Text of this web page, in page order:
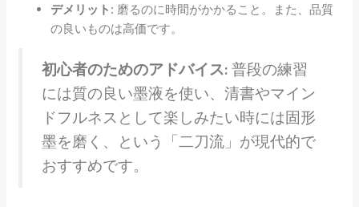
デメリット: 磨るのに時間がかかること。また、品質
の良いものは高価です。
初心者のためのアドバイス:普段の練習
には質の良い墨液を使い、清書やマイン
ドフルネスとして楽しみたい時には固形
墨を磨く、という「二刀流」が現代的で
おすすめです。